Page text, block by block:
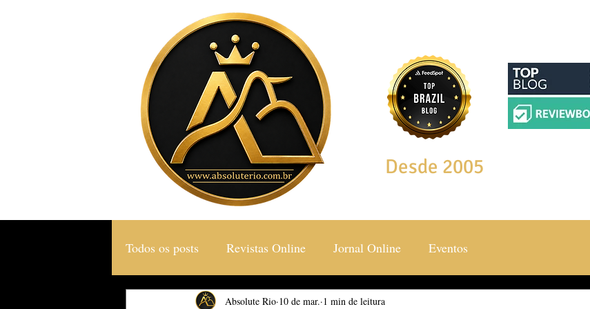
Desde 2005
Todos os posts Revistas Online Jornal Online Eventos
Gastronomia & Turismo Social & Estilos
Absolute Rio 10 de mar. 1 min de leitura